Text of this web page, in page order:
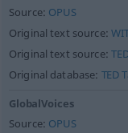
Source: OPUS
Original text source:
Original text source:
Original database: TED
GlobalVoices
Source: OPUS